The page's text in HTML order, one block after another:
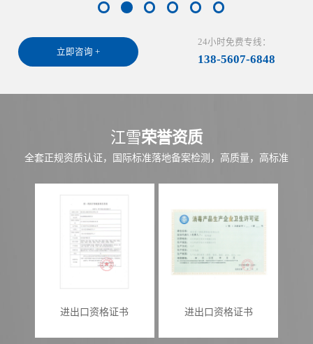
立即咨询 +
24小时免费专线：
138-5607-6848
江雪荣誉资质
全套正规资质认证，国际标准落地备案检测，高质量，高标准
进出口资格证书 进出口资格证书